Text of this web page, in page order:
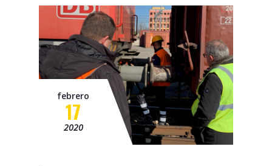
febrero
17
2020